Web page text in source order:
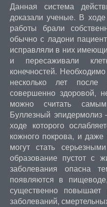
Данная система
доказали ученые. В ходе
работы брали
обычно с ладони
исправляли в них
и пересаживали
конечностей.
несколько лет после
совершенно здоровой,
можно считать
Буллезный
ходе которого
кожного покрова, и
могут стать
образование пустот с
заболевания опасна
появляются в
существенно повышает
заболеваний,